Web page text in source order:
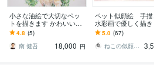
小さな油絵で大切なペッ
トを描きます かわいいワ
ンちゃんやネコちゃんな
ど記念や贈り物にいかが
ですか
4.8 (5)
南 健吾
18,000 円
ペット似顔絵 手描
水彩画で優しく描き
犬・猫その他ペット
の似顔絵/プレゼント
オススメ◎
5.0 (67)
ねこの似顔絵屋